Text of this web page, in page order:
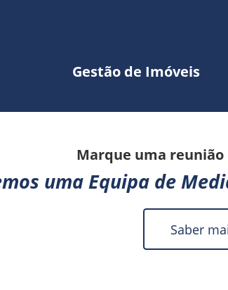
Gestão de Imóveis
Marque uma reunião
uma Equipa de
Saber